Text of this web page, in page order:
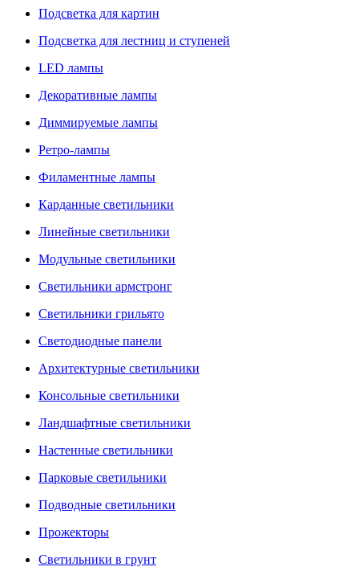
Подсветка для картин
Подсветка для лестниц и ступеней
LED лампы
Декоративные лампы
Диммируемые лампы
Ретро-лампы
Филаментные лампы
Карданные светильники
Линейные светильники
Модульные светильники
Светильники армстронг
Светильники грильято
Светодиодные панели
Архитектурные светильники
Консольные светильники
Ландшафтные светильники
Настенные светильники
Парковые светильники
Подводные светильники
Прожекторы
Светильники в грунт